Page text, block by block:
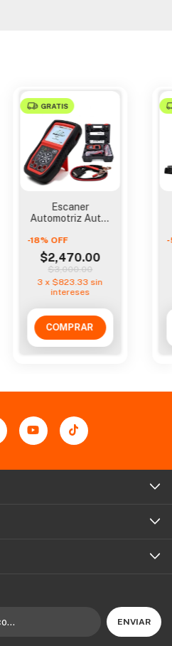
GRATIS
Escaner
Automotriz Autel
Probador De
Bateria
-18% OFF
$2,470.00
$3,000.00
3 x $823.33 sin
intereses
-